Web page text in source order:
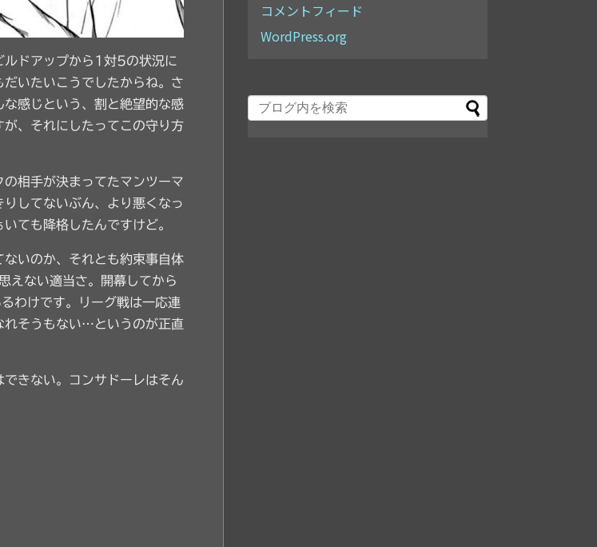
ルドアップから1対5の状況に
いたいこうでしたからね。さ
感じという、割と絶望的な感
、それにしたってこの守り方
相手が決まってたマンツーマ
してないぶん、より悪くなっ
ても降格したんですけど。
いのか、それとも約束事自体
えない適当さ。開幕してから
わけです。リーグ戦は一応連
れそうもない…というのが正直
きない。コンサドーレはそん
コメントフィード
WordPress.org